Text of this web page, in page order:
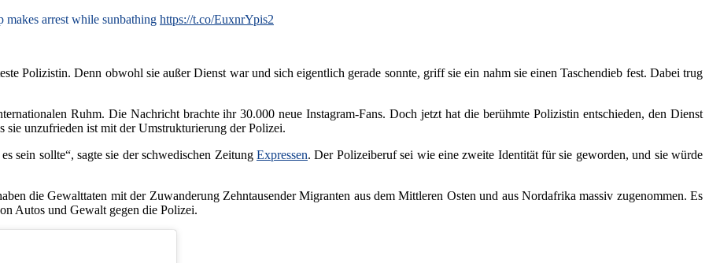
arrest while sunbathing https://t.co/EuxnrYpis2
Polizistin. Denn obwohl sie außer Dienst war und sich eigentlich gerade sonnte, griff sie ein nahm sie einen Taschendieb fest. Dabei trug
Ruhm. Die Nachricht brachte ihr 30.000 neue Instagram-Fans. Doch jetzt hat die berühmte Polizistin entschieden, den Dienst
unzufrieden ist mit der Umstrukturierung der Polizei.
sein sollte“, sagte sie der schwedischen Zeitung Expressen. Der Polizeiberuf sei wie eine zweite Identität für sie geworden, und sie würde
die Gewalttaten mit der Zuwanderung Zehntausender Migranten aus dem Mittleren Osten und aus Nordafrika massiv zugenommen. Es
Autos und Gewalt gegen die Polizei.